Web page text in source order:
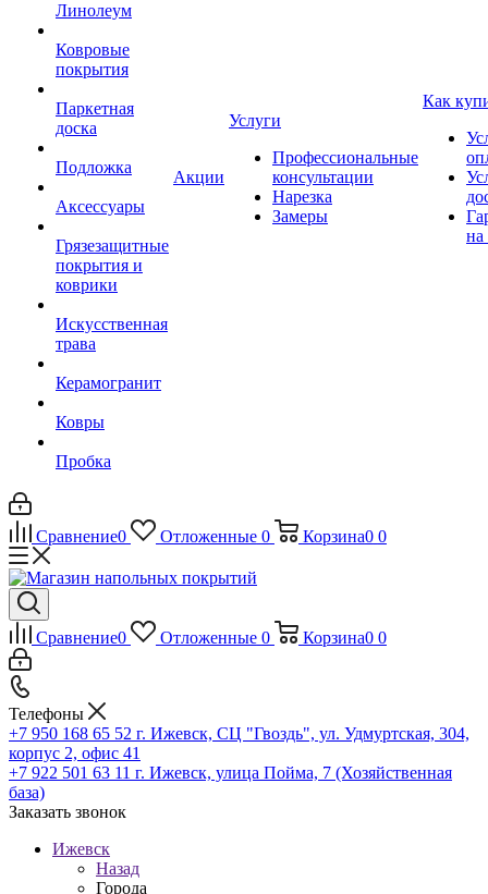
Линолеум
Ковровые
покрытия
Паркетная
доска
Подложка
Аксессуары
Грязезащитные
покрытия и
коврики
Искусственная
трава
Керамогранит
Ковры
Пробка
Акции
Услуги
Профессиональные
консультации
Нарезка
Замеры
Как
на
Сравнение0 Отложенные 0 Корзина0 0
Сравнение0 Отложенные 0 Корзина0 0
Телефоны
+7 950 168 65 52 г. Ижевск, СЦ "Гвоздь", ул. Удмуртская, 304,
корпус 2, офис 41
+7 922 501 63 11 г. Ижевск, улица Пойма, 7 (Хозяйственная
база)
Заказать звонок
Ижевск
Назад
Города